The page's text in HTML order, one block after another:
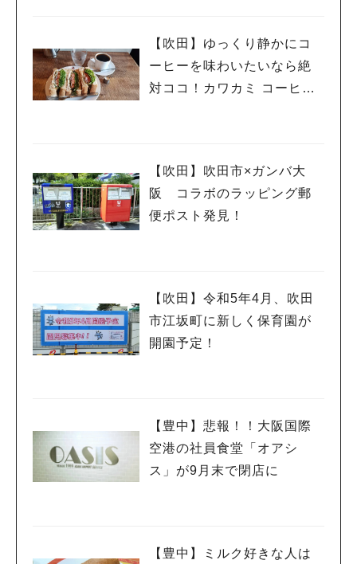
【吹田】ゆっくり静かにコ
ーヒーを味わいたいなら絶
対ココ！カワカミ コーヒー
【吹田】吹田市×ガンバ大
阪 コラボのラッピング郵
便ポスト発見！
【吹田】令和5年4月、吹田
市江坂町に新しく保育園が
開園予定！
【豊中】悲報！！大阪国際
空港の社員食堂「オアシ
ス」が9月末で閉店に
【豊中】ミルク好きな人は
人気のキーワード
#今週どこいく？#自然とふれあう#ランチ#カフェ#まとめ
#教えたい／教えて投稿記事
#大阪学院大 商品開発プロジェクト
#あなたはどっち？